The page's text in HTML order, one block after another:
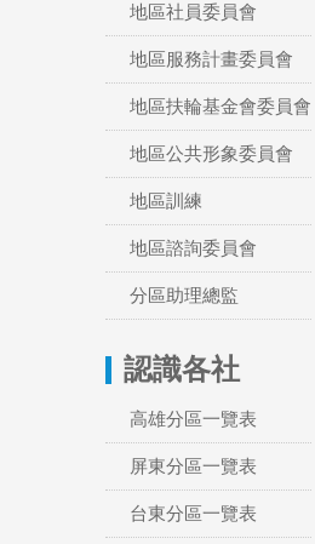
地區社員委員會
地區服務計畫委員會
地區扶輪基金會委員會
地區公共形象委員會
地區訓練
地區諮詢委員會
分區助理總監
認識各社
高雄分區一覽表
屏東分區一覽表
台東分區一覽表